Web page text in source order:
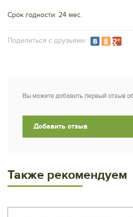
Срок годности: 24 мес.
Подeлиться с друзьями:
Вы можете добавить первый отзыв
Добавить отзыв
Также рекомендуем